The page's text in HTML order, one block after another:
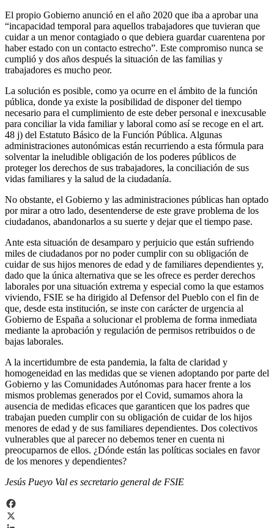
El propio Gobierno anunció en el año 2020 que iba a aprobar una
“incapacidad temporal para aquellos trabajadores que tuvieran que
cuidar a un menor contagiado o que debiera guardar cuarentena por
haber estado con un contacto estrecho”. Este compromiso nunca se
cumplió y dos años después la situación de las familias y
trabajadores es mucho peor.
La solución es posible, como ya ocurre en el ámbito de la función
pública, donde ya existe la posibilidad de disponer del tiempo
necesario para el cumplimiento de este deber personal e inexcusable
para conciliar la vida familiar y laboral como así se recoge en el art.
48 j) del Estatuto Básico de la Función Pública. Algunas
administraciones autonómicas están recurriendo a esta fórmula para
solventar la ineludible obligación de los poderes públicos de
proteger los derechos de sus trabajadores, la conciliación de sus
vidas familiares y la salud de la ciudadanía.
No obstante, el Gobierno y las administraciones públicas han optado
por mirar a otro lado, desentenderse de este grave problema de los
ciudadanos, abandonarlos a su suerte y dejar que el tiempo pase.
Ante esta situación de desamparo y perjuicio que están sufriendo
miles de ciudadanos por no poder cumplir con su obligación de
cuidar de sus hijos menores de edad y de familiares dependientes y,
dado que la única alternativa que se les ofrece es perder derechos
laborales por una situación extrema y especial como la que estamos
viviendo, FSIE se ha dirigido al Defensor del Pueblo con el fin de
que, desde esta institución, se inste con carácter de urgencia al
Gobierno de España a solucionar el problema de forma inmediata
mediante la aprobación y regulación de permisos retribuidos o de
bajas laborales.
A la incertidumbre de esta pandemia, la falta de claridad y
homogeneidad en las medidas que se vienen adoptando por parte del
Gobierno y las Comunidades Autónomas para hacer frente a los
mismos problemas generados por el Covid, sumamos ahora la
ausencia de medidas eficaces que garanticen que los padres que
trabajan pueden cumplir con su obligación de cuidar de los hijos
menores de edad y de sus familiares dependientes. Dos colectivos
vulnerables que al parecer no debemos tener en cuenta ni
preocuparnos de ellos. ¿Dónde están las políticas sociales en favor
de los menores y dependientes?
Jesús Pueyo Val es secretario general de FSIE
Facebook